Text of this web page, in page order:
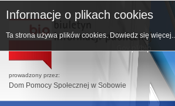
prowadzony przez:
Dom Pomocy Społecznej w Sobowie
Informacje o plikach cookies
Ta strona używa plików cookies. Dowiedz się więcej...